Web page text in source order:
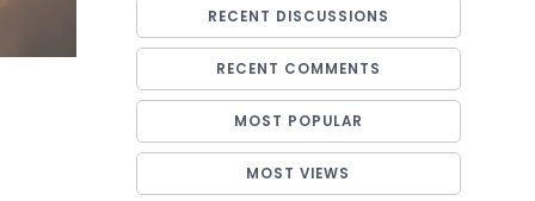
RECENT DISCUSSIONS
RECENT COMMENTS
MOST POPULAR
MOST VIEWS